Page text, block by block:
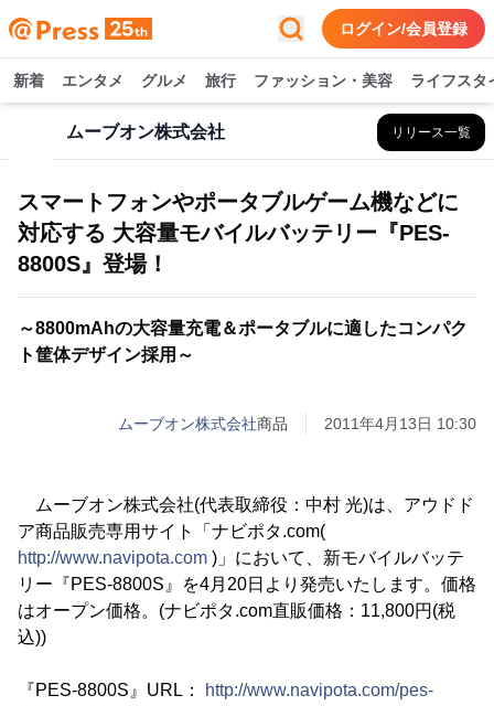
ログイン/会員登録
新着 エンタメ グルメ 旅行 ファッション・美容 ライフスタ
ムーブオン株式会社 リリース一覧
スマートフォンやポータブルゲーム機などに
対応する 大容量モバイルバッテリー『PES-
8800S』登場！
～8800mAhの大容量充電＆ポータブルに適したコンパク
ト筐体デザイン採用～
ムーブオン株式会社商品 2011年4月13日 10:30
ムーブオン株式会社(代表取締役：中村 光)は、アウドド
ア商品販売専用サイト「ナビポタ.com(
http://www.navipota.com )」において、新モバイルバッテ
リー『PES-8800S』を4月20日より発売いたします。価格
はオープン価格。(ナビポタ.com直販価格：11,800円(税
込))
『PES-8800S』URL：
http://www.navipota.com/pes-